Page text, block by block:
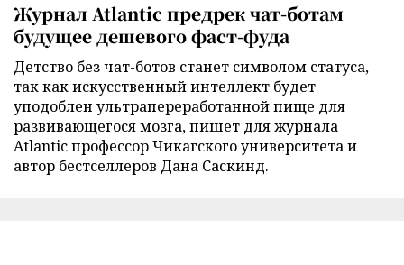
Журнал Atlantic предрек чат-ботам
будущее дешевого фаст-фуда
Детство без чат-ботов станет символом статуса,
так как искусственный интеллект будет
уподоблен ультрапереработанной пище для
развивающегося мозга, пишет для журнала
Atlantic профессор Чикагского университета и
автор бестселлеров Дана Саскинд.